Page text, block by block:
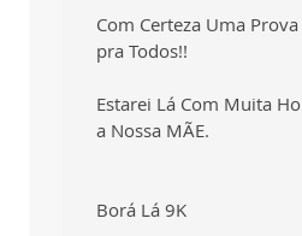
Com Certeza Uma
pra Todos!!
Estarei Lá Com Muita
a Nossa MÃE.
Borá Lá 9K